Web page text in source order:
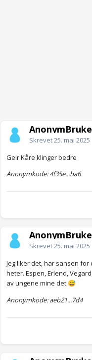
Skrevet25. mai 2025
Geir Kåre klinger bedre
Anonymkode: 4f35e...ba6
Skrevet25. mai 2025
Jeg liker det, har sansen
heter. Espen, Erlend,
av ungene mine det 😅
Anonymkode: aeb21...7d4